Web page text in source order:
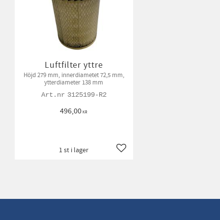
Luftfilter yttre
Höjd 279 mm, innerdiametet 72,5 mm,
ytterdiameter 138 mm
3125199-R2
496,00KR
Lägg till i favoriter
1 st i lager